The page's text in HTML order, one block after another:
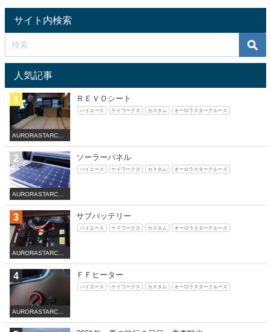
サイト内検索
人気記事
AURORASTARCRU
ＲＥＶＯシート
ハイエース ケイワークス カスタム オーロラスタークルーズ
AURORASTARCRU
ソーラーパネル
ハイエース ケイワークス カスタム オーロラスタークルーズ
AURORASTARCRU
サブバッテリー
ハイエース ケイワークス カスタム オーロラスタークルーズ
AURORASTARCRU
ＦＦヒーター
ハイエース ケイワークス カスタム オーロラスタークルーズ